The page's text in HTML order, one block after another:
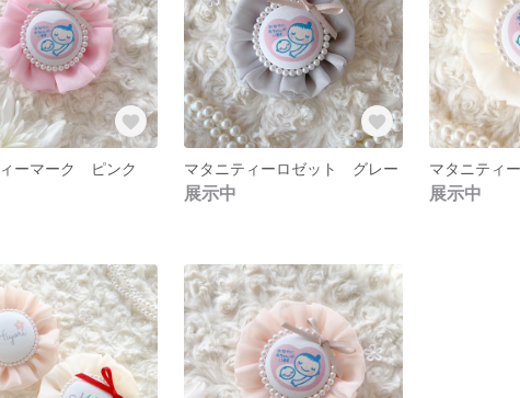
ーマーク ピンク マタニティーロゼット グレー
展示中 展示中